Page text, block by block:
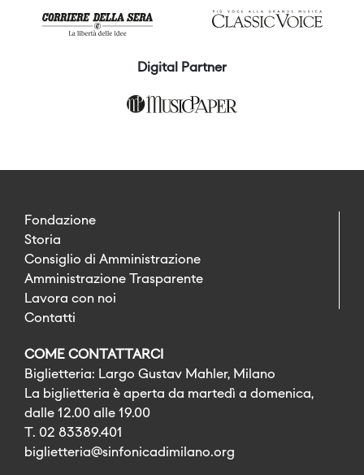
Digital Partner
Fondazione
Storia
Consiglio di Amministrazione
Amministrazione Trasparente
Lavora con noi
Contatti
COME CONTATTARCI
Biglietteria: Largo Gustav Mahler, Milano
La biglietteria è aperta da martedì a domenica,
dalle 12.00 alle 19.00
T. 02 83389.401
biglietteria@sinfonicadimilano.org